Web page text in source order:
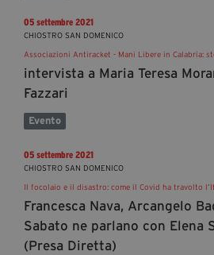
05 settembre 2021
CHIOSTRO SAN DOMENICO
Associazioni Antiracket - Mani Libere in Calabria:
intervista a Maria Teresa
Fazzari
Evento
05 settembre 2021
CHIOSTRO SAN DOMENICO
Il focolaio e il disastro: come il Covid ha travolto
Francesca Nava, Arcangelo
Sabato ne parlano con Elena
(Presa Diretta)